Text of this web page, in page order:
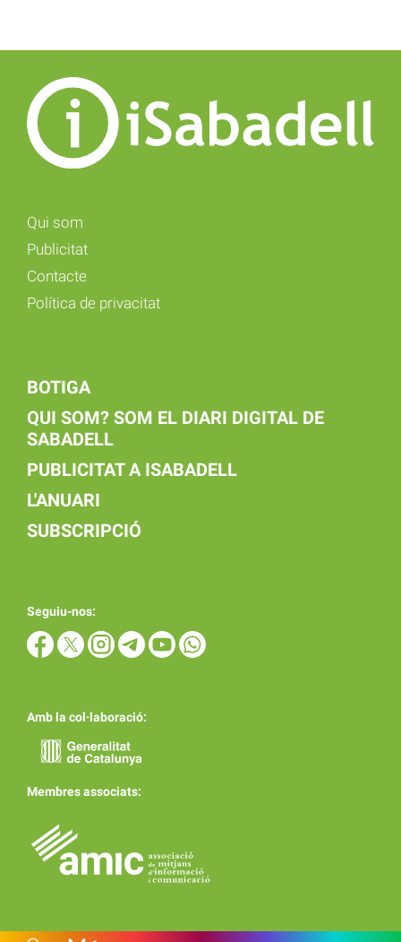
Qui som
Publicitat
Contacte
Política de privacitat
BOTIGA
QUI SOM? SOM EL DIARI DIGITAL DE
SABADELL
PUBLICITAT A ISABADELL
L'ANUARI
SUBSCRIPCIÓ
Seguiu-nos:
Amb la col·laboració:
Membres associats: